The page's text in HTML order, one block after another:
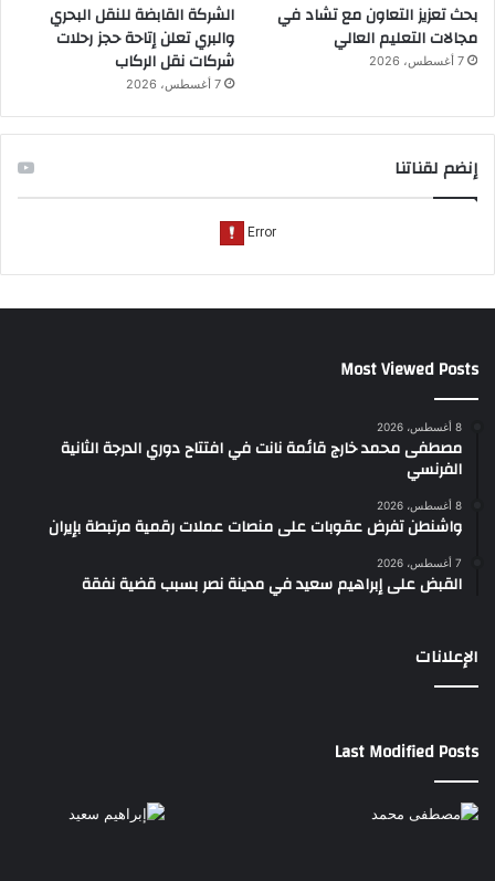
بحث تعزيز التعاون مع تشاد في
مجالات التعليم العالي
7 أغسطس، 2026
الشركة القابضة للنقل البحري
والبري تعلن إتاحة حجز رحلات
شركات نقل الركاب
7 أغسطس، 2026
إنضم لقناتنا
Most Viewed Posts
8 أغسطس، 2026
مصطفى محمد خارج قائمة نانت في افتتاح دوري الدرجة الثانية
الفرنسي
8 أغسطس، 2026
واشنطن تفرض عقوبات على منصات عملات رقمية مرتبطة بإيران
7 أغسطس، 2026
القبض على إبراهيم سعيد في مدينة نصر بسبب قضية نفقة
الإعلانات
Last Modified Posts